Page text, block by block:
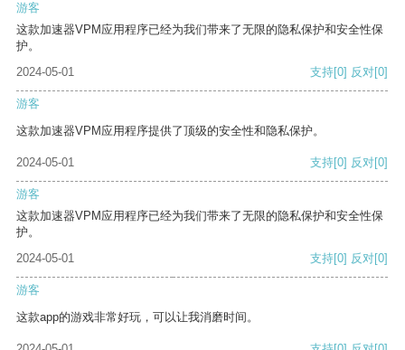
游客
这款加速器VPM应用程序已经为我们带来了无限的隐私保护和安全性保
护。
2024-05-01
支持[0] 反对[0]
游客
这款加速器VPM应用程序提供了顶级的安全性和隐私保护。
2024-05-01 支持[0] 反对[0]
游客
这款加速器VPM应用程序已经为我们带来了无限的隐私保护和安全性保
护。
2024-05-01
支持[0] 反对[0]
游客
这款app的游戏非常好玩，可以让我消磨时间。